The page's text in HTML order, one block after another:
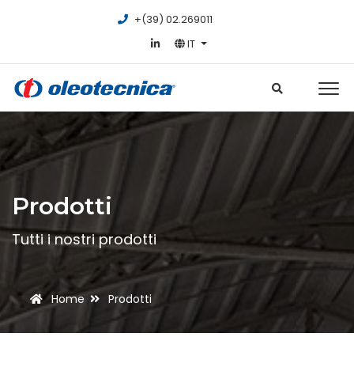
+(39) 02.269011
IT
Prodotti
Tutti i nostri prodotti
Home Prodotti